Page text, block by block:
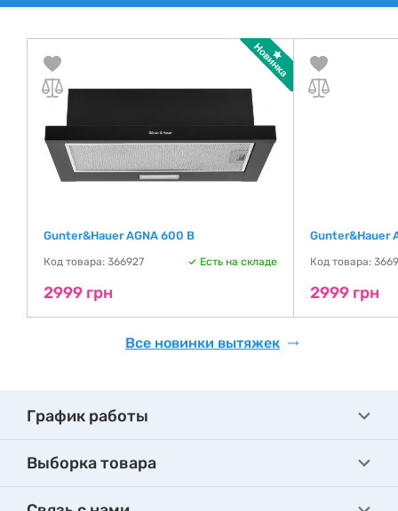
Gunter&Hauer AGNA 600 B
Код товара: 366927 Есть на складе
2999 грн
Gunter&Hauer
Код товара:
2999 грн
Все новинки вытяжек
График работы
Выборка товара